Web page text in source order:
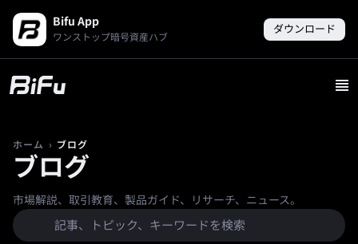
Bifu App
ワンストップ暗号資産ハブ
ダウンロード
ホーム › ブログ
ブログ
市場解説、取引教育、製品ガイド、リサーチ、ニュース。